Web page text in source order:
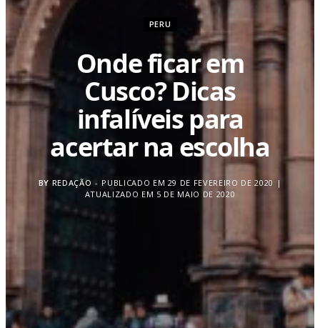
PERU
Onde ficar em
Cusco? Dicas
infalíveis para
acertar na escolha
BY REDAÇÃO
PUBLICADO EM 29 DE FEVEREIRO DE 2020 |
ATUALIZADO EM 5 DE MAIO DE 2020